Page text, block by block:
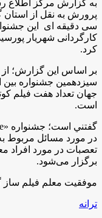
به گزارش مركز اطلاع
پرورش به نقل از استان
سی دقیقه ای این
کارگردانی شهریار
کرد.
بر اساس اين گزارش؛ از
سیزدهمین جشنواره بین
جهان تعداد هفت فیلم
است.
گفتني است؛ جشنواره «
در مورد مسائل مربوط
تعصبات در مورد افراد
برگزار می‌شود.
موفقیت معلم فیلم ساز
ترانه